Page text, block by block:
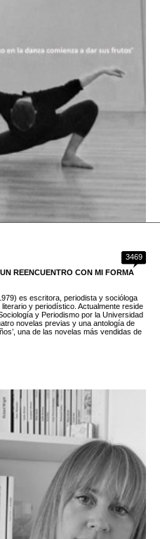
3469
REENCUENTRO CON MI FORMA
es escritora, periodista y socióloga
y periodístico. Actualmente reside
y Periodismo por la Universidad
novelas previas y una antología de
una de las novelas más vendidas de